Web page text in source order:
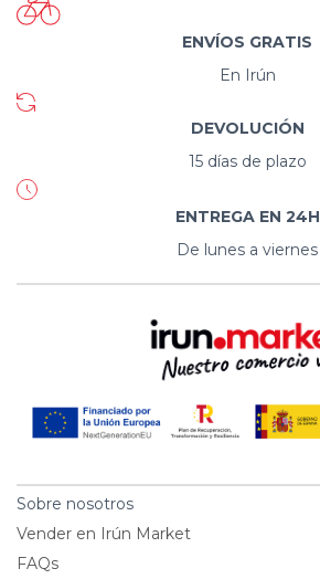
ENVÍOS GRATIS
En Irún
DEVOLUCIÓN
15 días de plazo
ENTREGA EN 24H
De lunes a viernes
Sobre nosotros
Vender en Irún Market
FAQs